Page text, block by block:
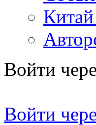
Войти
Войти